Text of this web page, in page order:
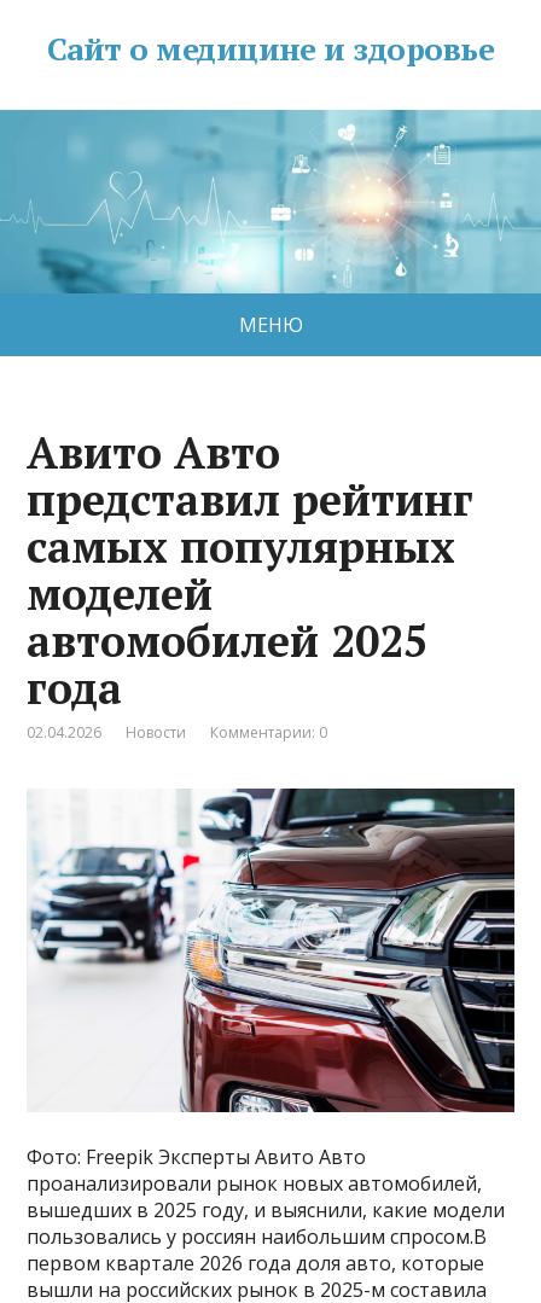
Сайт о медицине и здоровье
МЕНЮ
Авито Авто
представил рейтинг
самых популярных
моделей
автомобилей 2025
года
02.04.2026 Новости Комментарии: 0
Фото: Freepik Эксперты Авито Авто
проанализировали рынок новых автомобилей,
вышедших в 2025 году, и выяснили, какие модели
пользовались у россиян наибольшим спросом.В
первом квартале 2026 года доля авто, которые
вышли на российских рынок в 2025-м составила